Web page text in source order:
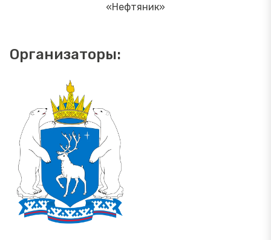
«Нефтяник»
Организаторы: